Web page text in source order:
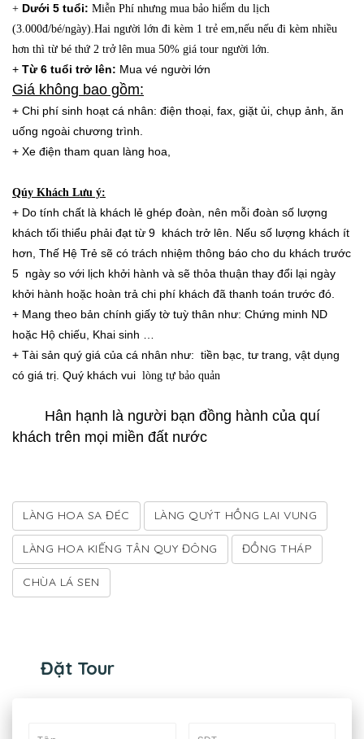
+ Dưới 5 tuổi: Miễn Phí nhưng mua bảo hiểm du lịch
(3.000đ/bé/ngày).Hai người lớn đi kèm 1 trẻ em,nếu nếu đi kèm nhiều
hơn thì từ bé thứ 2 trở lên mua 50% giá tour người lớn.
+ Từ 6 tuổi trở lên: Mua vé người lớn
Giá không bao gồm:
+ Chi phí sinh hoạt cá nhân: điện thoại, fax, giặt ủi, chụp ảnh, ăn
uống ngoài chương trình.
+ Xe điện tham quan làng hoa,
Qúy Khách Lưu ý:
+ Do tính chất là khách lẻ ghép đoàn, nên mỗi đoàn số lượng
khách tối thiểu phải đạt từ 9 khách trở lên. Nếu số lượng khách ít
hơn, Thế Hệ Trẻ sẽ có trách nhiệm thông báo cho du khách trước
5 ngày so với lịch khởi hành và sẽ thỏa thuận thay đổi lại ngày
khởi hành hoặc hoàn trả chi phí khách đã thanh toán trước đó.
+ Mang theo bản chính giấy tờ tuỳ thân như: Chứng minh ND
hoặc Hộ chiếu, Khai sinh …
+ Tài sản quý giá của cá nhân như: tiền bạc, tư trang, vật dụng
có giá trị. Quý khách vui lòng tự bảo quản
Hân hạnh là người bạn đồng hành của quí
khách trên mọi miền đất nước
LÀNG HOA SA ĐÉC LÀNG QUÝT HỒNG LAI VUNG
LÀNG HOA KIẾNG TÂN QUY ĐÔNG ĐỒNG THÁP
CHÙA LÁ SEN
Đặt Tour